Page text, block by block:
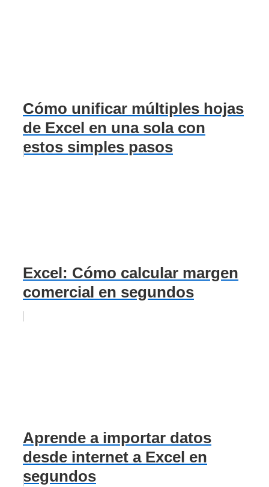
Cómo unificar múltiples hojas
de Excel en una sola con
estos simples pasos
Excel: Cómo calcular margen
comercial en segundos
Aprende a importar datos
desde internet a Excel en
segundos